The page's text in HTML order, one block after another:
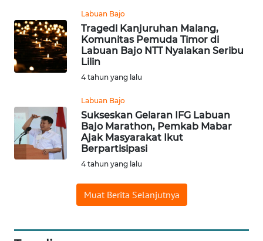
Labuan Bajo
Tragedi Kanjuruhan Malang,
Komunitas Pemuda Timor di
Labuan Bajo NTT Nyalakan Seribu
Lilin
4 tahun yang lalu
Labuan Bajo
Sukseskan Gelaran IFG Labuan
Bajo Marathon, Pemkab Mabar
Ajak Masyarakat Ikut
Berpartisipasi
4 tahun yang lalu
Muat Berita Selanjutnya
WN
BORNEO
Wahana
WAHANA
NEWS
WAHANA